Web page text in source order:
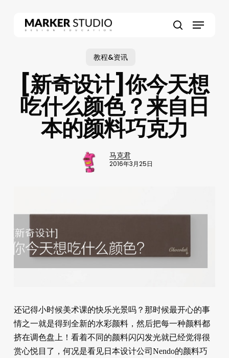
Menu
教程&资讯
[新奇设计]你今天想
吃什么颜色？来自日
本的颜料巧克力
马克君
2016年3月25日
还记得小时候美术课的快乐光景吗？那时候最开心的事
情之一就是得到全新的水彩颜料，然后把每一种颜料都
挤在调色盘上！看着不同的颜料闪闪发光就已经觉得很
赏心悦目了，何况是看见日本设计公司Nendo的颜料巧